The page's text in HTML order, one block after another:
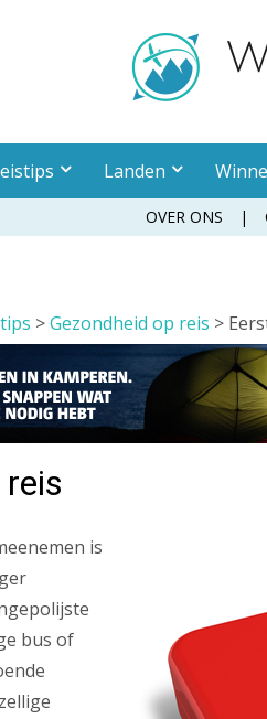
Landen
OVER ONS
>Gezondheid op reis >
is
bus of